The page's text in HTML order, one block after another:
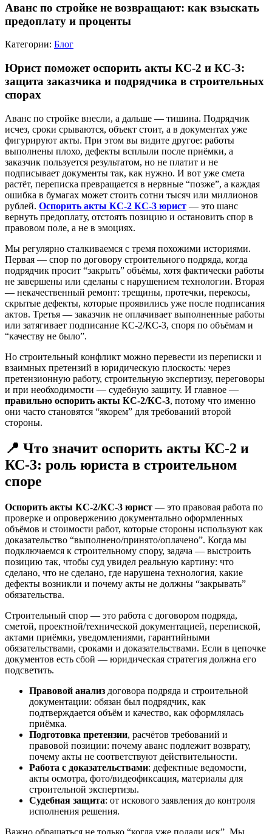
Аванс по стройке не возвращают: как взыскать
предоплату и проценты
Категории: Блог
Юрист поможет оспорить акты КС-2 и КС-3:
защита заказчика и подрядчика в строительных
спорах
Аванс по стройке внесли, а дальше — тишина. Подрядчик
исчез, сроки срываются, объект стоит, а в документах уже
фигурируют акты. При этом вы видите другое: работы
выполнены плохо, дефекты всплыли после приёмки, а
заказчик пользуется результатом, но не платит и не
подписывает документы так, как нужно. И вот уже смета
растёт, переписка превращается в нервные “позже”, а каждая
ошибка в бумагах может стоить сотни тысяч или миллионов
рублей. Оспорить акты КС-2 КС-3 юрист — это шанс
вернуть предоплату, отстоять позицию и остановить спор в
правовом поле, а не в эмоциях.
Мы регулярно сталкиваемся с тремя похожими историями.
Первая — спор по договору строительного подряда, когда
подрядчик просит “закрыть” объёмы, хотя фактически работы
не завершены или сделаны с нарушением технологии. Вторая
— некачественный ремонт: трещины, протечки, перекосы,
скрытые дефекты, которые проявились уже после подписания
актов. Третья — заказчик не оплачивает выполненные работы
или затягивает подписание КС-2/КС-3, споря по объёмам и
“качеству не было”.
Но строительный конфликт можно перевести из переписки и
взаимных претензий в юридическую плоскость: через
претензионную работу, строительную экспертизу, переговоры
и при необходимости — судебную защиту. И главное —
правильно оспорить акты КС-2/КС-3, потому что именно
они часто становятся “якорем” для требований второй
стороны.
📍 Что значит оспорить акты КС-2 и
КС-3: роль юриста в строительном
споре
Оспорить акты КС-2/КС-3 юрист — это правовая работа по
проверке и опровержению документально оформленных
объёмов и стоимости работ, которые стороны используют как
доказательство “выполнено/принято/оплачено”. Когда мы
подключаемся к строительному спору, задача — выстроить
позицию так, чтобы суд увидел реальную картину: что
сделано, что не сделано, где нарушена технология, какие
дефекты возникли и почему акты не должны “закрывать”
обязательства.
Строительный спор — это работа с договором подряда,
сметой, проектной/технической документацией, перепиской,
актами приёмки, уведомлениями, гарантийными
обязательствами, сроками и доказательствами. Если в цепочке
документов есть сбой — юридическая стратегия должна его
подсветить.
Правовой анализ договора подряда и строительной
документации: обязан был подрядчик, как
подтверждается объём и качество, как оформлялась
приёмка.
Подготовка претензии, расчётов требований и
правовой позиции: почему аванс подлежит возврату,
почему акты не соответствуют действительности.
Работа с доказательствами: дефектные ведомости,
акты осмотра, фото/видеофиксация, материалы для
строительной экспертизы.
Судебная защита: от искового заявления до контроля
исполнения решения.
Важно обращаться не только “когда уже подали иск”. Мы